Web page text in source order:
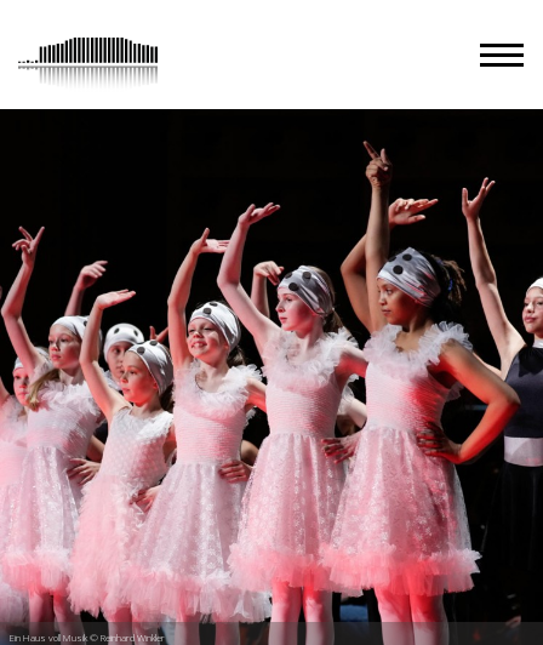
Ein Haus voll Musik © Reinhard Winkler